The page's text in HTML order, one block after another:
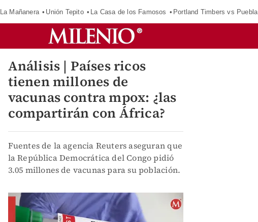
La Mañanera Unión Tepito La Casa de los Famosos Portland Timbers vs Puebla
Análisis | Países ricos
tienen millones de
vacunas contra mpox: ¿las
compartirán con África?
Fuentes de la agencia Reuters aseguran que
la República Democrática del Congo pidió
3.05 millones de vacunas para su población.